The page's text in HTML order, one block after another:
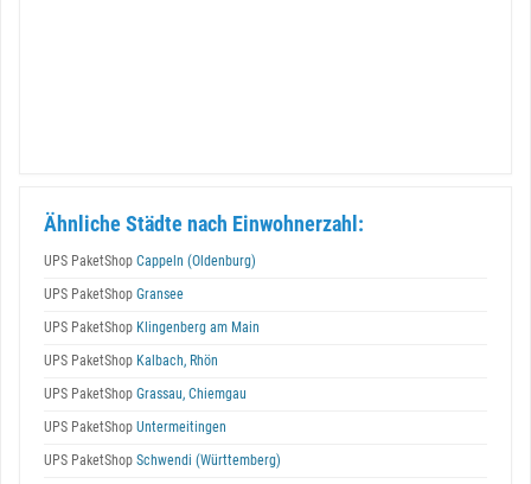
Ähnliche Städte nach Einwohnerzahl:
UPS PaketShop Cappeln (Oldenburg)
UPS PaketShop Gransee
UPS PaketShop Klingenberg am Main
UPS PaketShop Kalbach, Rhön
UPS PaketShop Grassau, Chiemgau
UPS PaketShop Untermeitingen
UPS PaketShop Schwendi (Württemberg)